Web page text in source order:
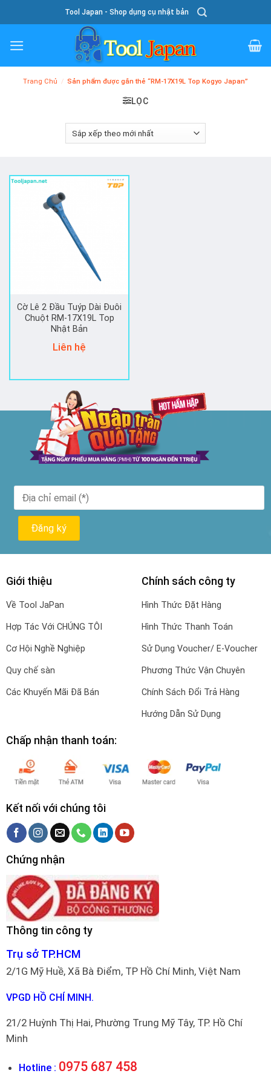
To
Content
Tool Japan - Shop dụng cụ nhật bản
Trang Chủ / Sản phẩm được gắn thẻ “RM-17X19L Top Kogyo Japan”
LỌC
Cờ Lê 2 Đầu Tuýp Dài Đuôi
Chuột RM-17X19L Top
Nhật Bản
Liên hệ
Giới thiệu
Về Tool JaPan
Hợp Tác Với CHÚNG TÔI
Cơ Hội Nghề Nghiệp
Quy chế sàn
Các Khuyến Mãi Đã Bán
Chính sách công ty
Hình Thức Đặt Hàng
Hình Thức Thanh Toán
Sử Dụng Voucher/ E-Voucher
Phương Thức Vận Chuyên
Chính Sách Đổi Trả Hàng
Hướng Dẫn Sử Dụng
Chấp nhận thanh toán:
Kết nối với chúng tôi
Chứng nhận
Thông tin công ty
Trụ sở TP.HCM
2/1G Mỹ Huề, Xã Bà Điểm, TP Hồ Chí Minh, Việt Nam
VPGD HỒ CHÍ MINH.
21/2 Huỳnh Thị Hai, Phường Trung Mỹ Tây, TP. Hồ Chí
Minh
Hotline : 0975 687 458